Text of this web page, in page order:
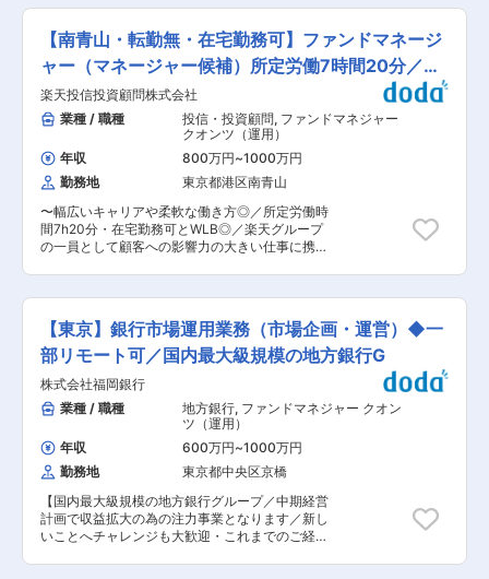
視点にたった商品・サービスの実現 3.上記を実現
するガバナンス体制・業務基盤の実現 変更の範
囲：会社の定める業務
るポジションです。 安定した経営基盤のもと、長
期的なキャリア形成が可能です。 ■業務内容 有
価証券運用に関する戦略検討からリスク分析まで
を担います。具体的には、半年〜1年単位の運
用・調達計画を策定し、資産ごとの運用商品を検
討・選定・約定します。さらに、現状および将来
のポートフォリオについて収益性やリスクを分析
し、改善策を提案。市場動向を踏まえた戦略立案
や、金融商品の特性を理解した意思決定が求めら
れます。営業部門や経営層と連携し、計画の実行
を推進する役割も担います。分析力・計画策定
力・実行力を発揮し、地域金融の安定と発展に貢
献することが期待されます。 ■業務の魅力 戦略
立案から実行まで一貫して関われるため、意思決
定に近いポジションで専門性を磨けます。地域密
着型金融機関ならではの安定基盤と、金融市場を
初任地は希望を考慮し決定し、当面転勤はありま
せん。地域に根ざした金融機関で、長期的なキャ
リア形成を支援します。 ■キャリアパス 資産運
用の専門性を高めながら、将来的には戦略策定や
経営判断に関わるポジションを目指せます。地域
金融の中核を担う人材として長期的なキャリア形
営業地域とし、奈良県では預金・融資ともに約
50％のシェアを誇ります。地域密着型金融機関と
して、観光産業や商工業の活性化を支援し、地域
経済の発展に貢献しています。 変更の範囲：会社
の定める業務
【南青山・転勤無・在宅勤務可】ファンドマネージ
ャー（マネージャー候補）所定労働7時間20分／
WLB◎
楽天投信投資顧問株式会社
業種 / 職種
投信・投資顧問, ファンドマネジャー
クオンツ（運用）
年収
800万円~1000万円
勤務地
東京都港区南青山
〜幅広いキャリアや柔軟な働き方◎／所定労働時
間7h20分・在宅勤務可とWLB◎／楽天グループ
の一員として顧客への影響力の大きい仕事に携わ
営・管理、レポート作成等）に従事して頂きま
す。 ◇投資信託の信託財産および投資一任契約に
基づく受託資産の運用に係る運用方針等の企画・
立案 ◇運用の実施およびその他関連する業務 ◇
投資助言業に係るアセット・アロケーションの策
定、投資助言契約に基づく助言提供業務 ◇運用手
法の調査・改良・開発等に関する業務 ※内外の株
式／先物取引／投資信託（含む ETF）、仕組債等
を活用したファンドを主として運用。現在のファ
ンドラインナップはウェブサイトを参照された
い。（現在のところウェブサイト開示しているフ
ァンドは公募投資信託のみ） ＜下記をお任せしま
す＞ ◇運用企画 ∟営業部及び商品管理部と協同
して新ファンドの企画およびストラクチャリング
に主体的に関与頂きます。必要に応じて、国内外
の関係者とのコミュニケーション窓口の機能も担
【東京】銀行市場運用業務（市場企画・運営）◆一
部リモート可／国内最大級規模の地方銀行G
株式会社福岡銀行
業種 / 職種
地方銀行, ファンドマネジャー クオン
ツ（運用）
年収
600万円~1000万円
勤務地
東京都中央区京橋
【国内最大級規模の地方銀行グループ／中期経営
計画で収益拡大の為の注力事業となります／新し
いことへチャレンジも大歓迎・これまでのご経験